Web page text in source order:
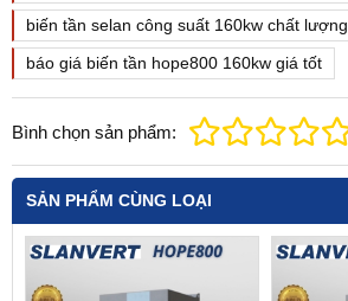
biến tần selan công suất 160kw chất lượng
báo giá biến tần hope800 160kw giá tốt
Bình chọn sản phẩm:
SẢN PHẨM CÙNG LOẠI